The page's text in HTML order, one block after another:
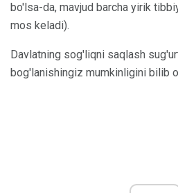
bo'lsa-da, mavjud barcha yirik
mos keladi).
Davlatning sog'liqni saqlash
bog'lanishingiz mumkinligini bilib